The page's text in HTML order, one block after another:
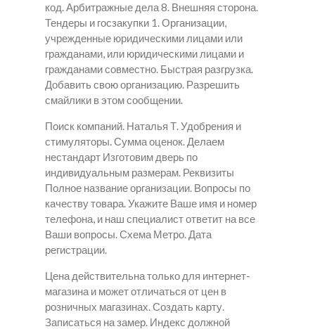
код. Арбитражные дела 8. Внешняя сторона.
Тендеры и госзакупки 1. Организации,
учрежденные юридическими лицами или
гражданами, или юридическими лицами и
гражданами совместно. Быстрая разгрузка.
Добавить свою организацию. Разрешить
смайлики в этом сообщении.
Поиск компаний. Наталья Т. Удобрения и
стимуляторы. Сумма оценок. Делаем
нестандарт Изготовим дверь по
индивидуальным размерам. Реквизиты
Полное название организации. Вопросы по
качеству товара. Укажите Ваше имя и номер
телефона, и наш специалист ответит на все
Ваши вопросы. Схема Метро. Дата
регистрации.
Цена действительна только для интернет-
магазина и может отличаться от цен в
розничных магазинах. Создать карту.
Записаться на замер. Индекс должной